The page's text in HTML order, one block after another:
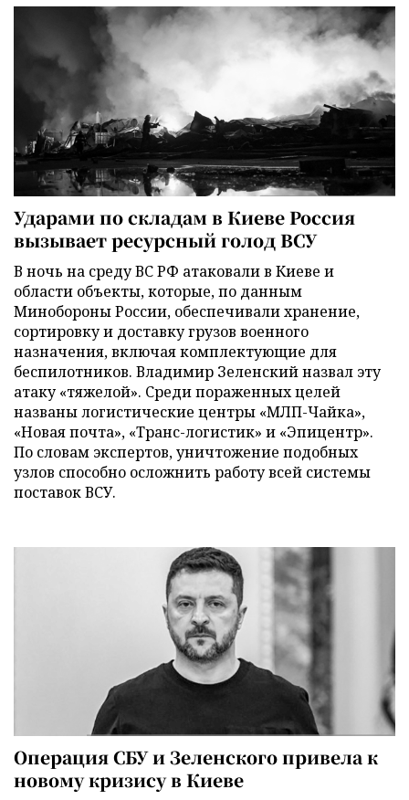
Ударами по складам в Киеве Россия
вызывает ресурсный голод ВСУ
В ночь на среду ВС РФ атаковали в Киеве и
области объекты, которые, по данным
Минобороны России, обеспечивали хранение,
сортировку и доставку грузов военного
назначения, включая комплектующие для
беспилотников. Владимир Зеленский назвал эту
атаку «тяжелой». Среди пораженных целей
названы логистические центры «МЛП-Чайка»,
«Новая почта», «Транс-логистик» и «Эпицентр».
По словам экспертов, уничтожение подобных
узлов способно осложнить работу всей системы
поставок ВСУ.
Операция СБУ и Зеленского привела к
новому кризису в Киеве